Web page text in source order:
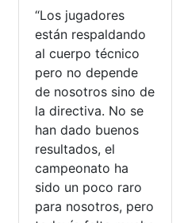
“Los jugadores
están respaldando
al cuerpo técnico
pero no depende
de nosotros sino de
la directiva. No se
han dado buenos
resultados, el
campeonato ha
sido un poco raro
para nosotros, pero